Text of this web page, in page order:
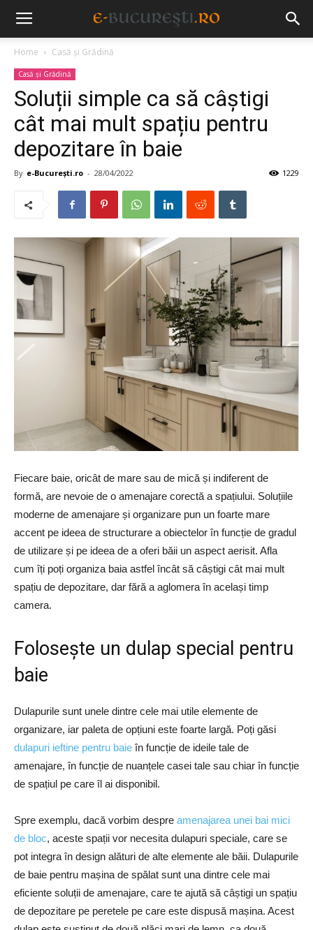
Home Casă și Grădină
Casă și Grădină
Soluții simple ca să câștigi
cât mai mult spațiu pentru
depozitare în baie
By e-București.ro - 28/04/2022 1229
Fiecare baie, oricât de mare sau de mică și indiferent de
formă, are nevoie de o amenajare corectă a spațiului. Soluțiile
moderne de amenajare și organizare pun un foarte mare
accent pe ideea de structurare a obiectelor în funcție de gradul
de utilizare și pe ideea de a oferi băii un aspect aerisit. Afla
cum îți poți organiza baia astfel încât să câștigi cât mai mult
spațiu de depozitare, dar fără a aglomera în același timp
camera.
Folosește un dulap special pentru
baie
Dulapurile sunt unele dintre cele mai utile elemente de
organizare, iar paleta de opțiuni este foarte largă. Poți găsi
dulapuri ieftine pentru baie în funcție de ideile tale de
amenajare, în funcție de nuanțele casei tale sau chiar în funcție
de spațiul pe care îl ai disponibil.
Spre exemplu, dacă vorbim despre amenajarea unei bai mici
de bloc, aceste spații vor necesita dulapuri speciale, care se
pot integra în design alături de alte elemente ale băii. Dulapurile
de baie pentru mașina de spălat sunt una dintre cele mai
eficiente soluții de amenajare, care te ajută să câștigi un spațiu
de depozitare pe peretele pe care este dispusă mașina. Acest